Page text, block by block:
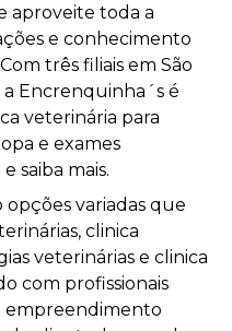
aproveite toda a
e conhecimento
três filiais em São
Encrenquinha´s é
veterinária para
e exames
saiba mais.
opções variadas que
clinica
veterinárias e clinica
com profissionais
empreendimento